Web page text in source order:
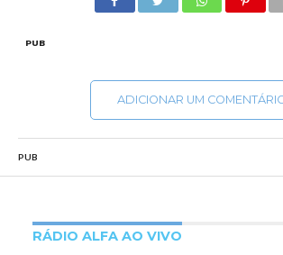
PUB
ADICIONAR UM
PUB
RÁDIO ALFA AO VIVO